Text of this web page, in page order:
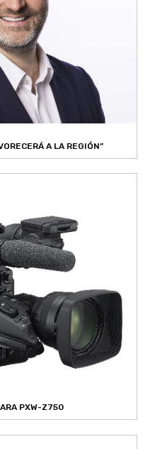
A LA REGIÓN”
PXW-Z750